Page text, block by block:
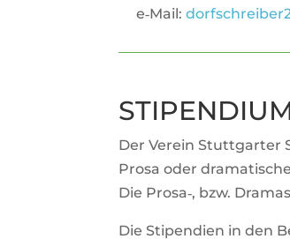
e‑Mail:
Der Verein Stutt­garter
Prosa oder
Die Prosa‑, bzw.
Die Sti­pen­dien in den